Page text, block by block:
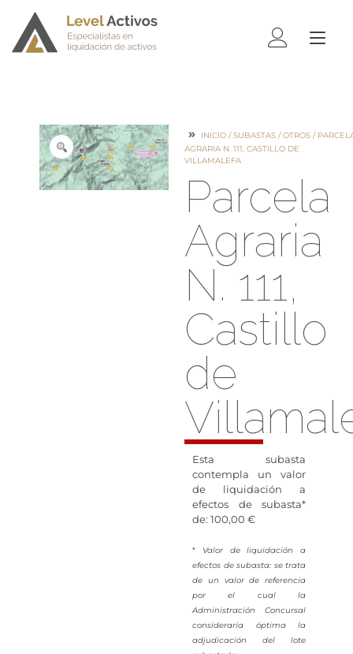
INICIO /SUBASTAS /OTROS /
AGRARIA N. 111, CASTILLO DE
VILLAMALEFA
Parcela
Agraria
N. 111,
Castillo
de
Esta subasta
contempla un valor
de liquidación a
efectos de subasta*
de: 100,00 €
* Valor de liquidación a
efectos de subasta: se trata
de un valor de referencia
por el cual la
Administración Concursal
consideraría óptima la
adjudicación del lote